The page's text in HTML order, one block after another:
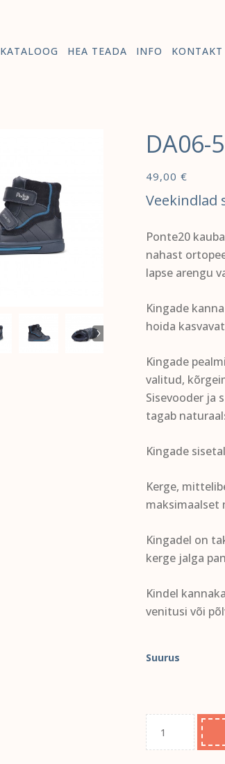
KATALOOG HEA TEADA INFO KONTAKT
DA06-
49,00 €
Veekindlad
Ponte20
nahast
lapse arengu
Kingade
hoida
Kingade
valitud,
Sisevooder ja
tagab
Kingade
Kerge,
maksimaalset
Kingadel on
kerge jalga
Kindel
venitusi või
Suurus